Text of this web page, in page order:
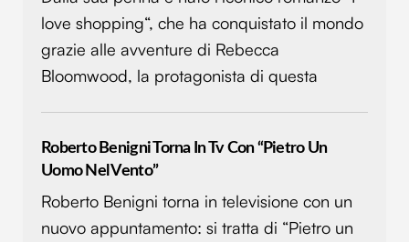
love shopping“, che ha conquistato il mondo
grazie alle avventure di Rebecca
Bloomwood, la protagonista di questa
Roberto Benigni Torna In Tv Con “Pietro Un
Uomo Nel Vento”
Roberto Benigni torna in televisione con un
nuovo appuntamento: si tratta di “Pietro un